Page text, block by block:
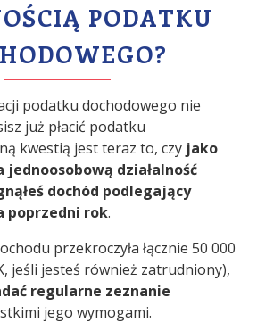
PODATKU
podatku dochodowego nie
już płacić podatku
kwestią jest teraz to, czy jako
jednoosobową działalność
dochód podlegający
poprzedni rok.
przekroczyła łącznie 50 000
jeśli jesteś również zatrudniony),
regularne zeznanie
jego wymogami.